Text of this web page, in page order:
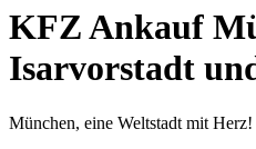
KFZ Ankauf
Isarvorstadt
München, eine Weltstadt mit Herz!